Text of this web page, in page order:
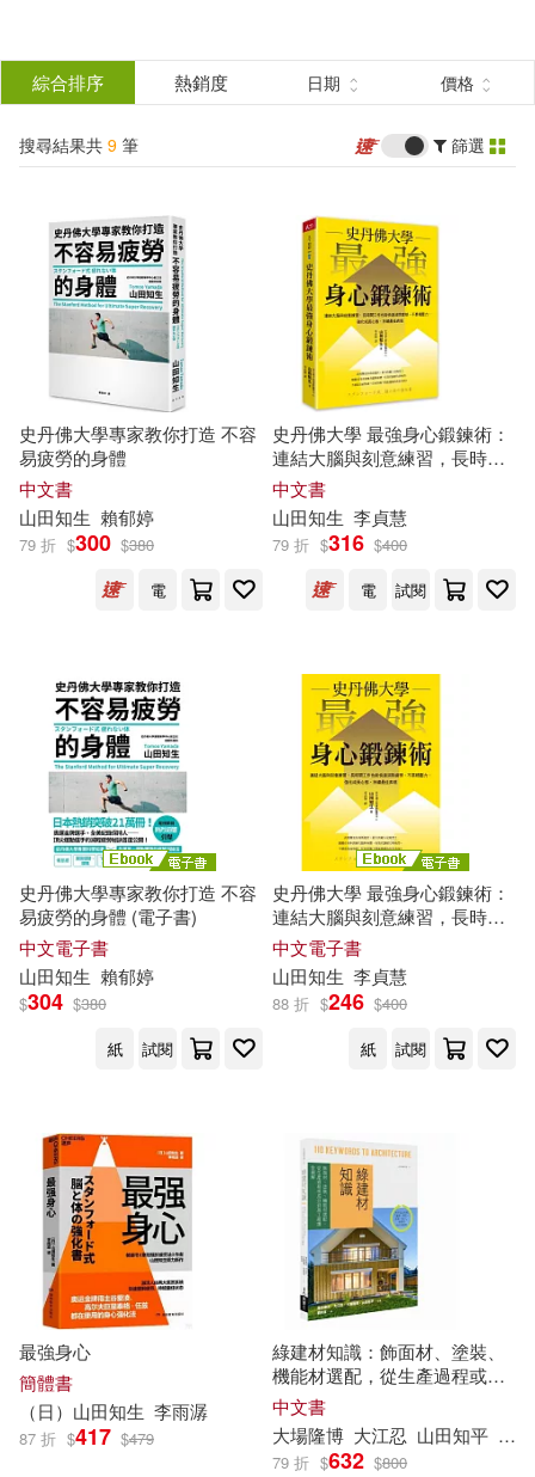
結
分類 (單選)
所有商品(9) 圖書(7)
電子書(2)
山田知生(4) 大場隆博(1)
大江忍(1) 小久保尊(1)
山田奈美(1) 山田知平(1)
霧嶋珠生(1)
（日）山田知生(1)
出版社 (可複選)
天下雜誌(2) 春天出版社(2)
台灣東販(1) 大田(1)
湖南教育出版社(1)
配送方式 (可複選)
可超商取貨(7) 可海外宅配(6)
可港澳店取(6)
綜合排序 熱銷度 日期 價格
搜尋結果共 9 筆 篩選
史丹佛大學專家教你打造 不容
易疲勞的身體
中文書
山田知生 賴郁婷
79 折 $300 $380
電
史丹佛大學 最強身心鍛鍊術：
連結大腦與刻意練習，長時間
工作也能快速消除疲勞、不累
積壓力，強化成長心態，持續
最佳表現
中文書
山田知生 李貞慧
79 折 $316 $400
電
試閱
史丹佛大學專家教你打造 不容
易疲勞的身體 (電子書)
中文電子書
山田知生 賴郁婷
$304 $380
紙
試閱
史丹佛大學 最強身心鍛鍊術：
連結大腦與刻意練習，長時間
工作也能快速消除疲勞、不累
積壓力，強化成長心態，持續
最佳表現 (電子書)
中文電子書
山田知生 李貞慧
88 折 $246 $400
紙
試閱
最強身心
簡體書
（日） 山田知生 李雨潺
87 折 $417 $479
綠建材知識：飾面材、塗裝、
機能材選配，從生產過程或成
分到施工維護全圖解
中文書
大場隆博 大江忍 山田知平 落
79 折 $632 $800